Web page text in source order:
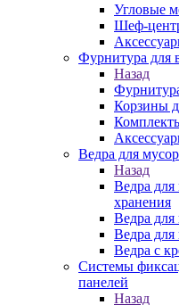
Угловые
Шеф-
Фурнитура для
Назад
Корзины
Ведра для
Назад
Ведра для
хранения
Ведра
Ведра
Ведра с
Системы
панелей
Назад